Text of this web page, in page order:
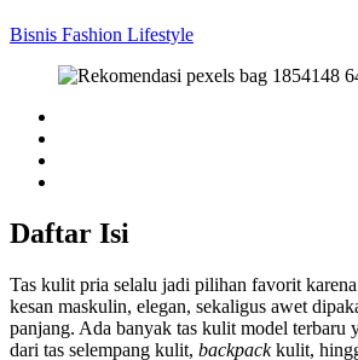
Bisnis Fashion Lifestyle
Daftar Isi
Tas kulit pria selalu jadi pilihan favorit
kesan maskulin, elegan, sekaligus awet
panjang. Ada banyak tas kulit model terbaru
dari tas selempang kulit, backpackkulit,